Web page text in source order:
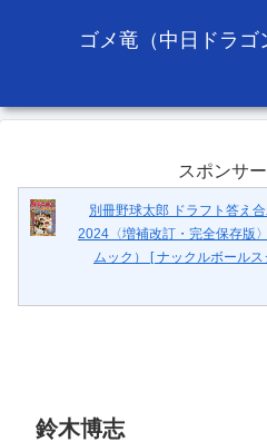
ゴメ竜（中日ドラゴ
スポンサ
別冊野球太郎 ドラフト答え
2024〈増補改訂・完全保存版
ムック） [ ナックルボールス
鈴木博志